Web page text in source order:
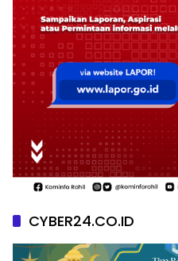
CYBER24.CO.ID